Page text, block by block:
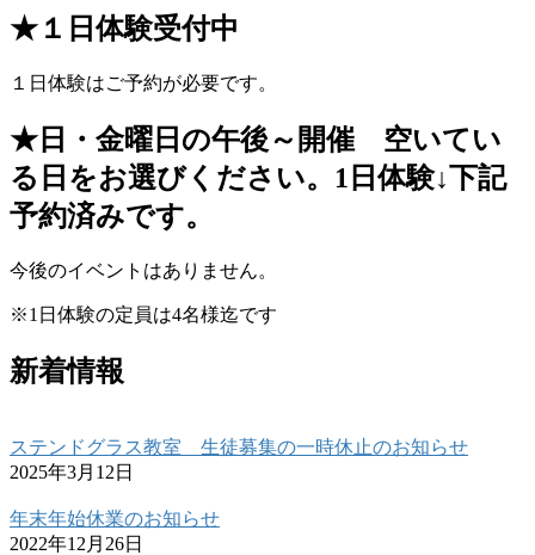
★１日体験受付中
１日体験はご予約が必要です。
★日・金曜日の午後～開催 空いてい
る日をお選びください。1日体験↓下記
予約済みです。
今後のイベントはありません。
※1日体験の定員は4名様迄です
新着情報
ステンドグラス教室 生徒募集の一時休止のお知らせ
2025年3月12日
年末年始休業のお知らせ
2022年12月26日